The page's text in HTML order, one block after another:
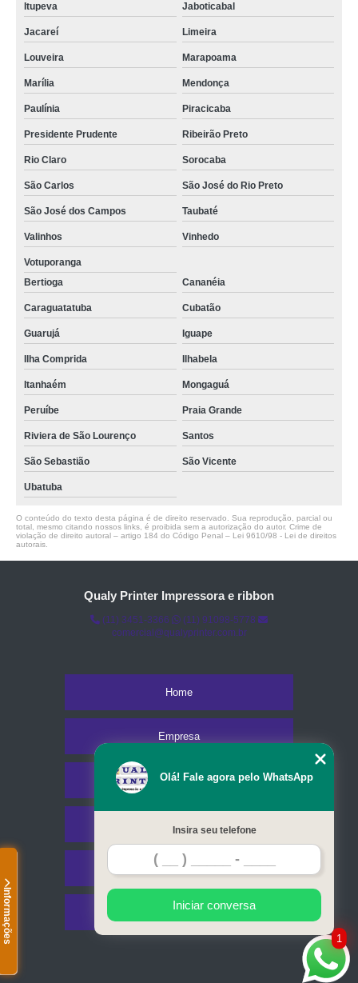
Informações
Itupeva Jaboticabal
Jacareí Limeira
Louveira Marapoama
Marília Mendonça
Paulínia Piracicaba
Presidente Prudente Ribeirão Preto
Rio Claro Sorocaba
São Carlos São José do Rio Preto
São José dos Campos Taubaté
Valinhos Vinhedo
Votuporanga
Bertioga
Cananéia
Caraguatatuba Cubatão
Guarujá Iguape
Ilha Comprida Ilhabela
Itanhaém Mongaguá
Peruíbe Praia Grande
Riviera de São Lourenço Santos
São Sebastião São Vicente
Ubatuba
O conteúdo do texto desta página é de direito reservado. Sua reprodução, parcial ou
total, mesmo citando nossos links, é proibida sem a autorização do autor. Crime de
violação de direito autoral – artigo 184 do Código Penal – Lei 9610/98 - Lei de direitos
autorais
Qualy Printer Impressora e ribbon
(11) 3451-3366
(11) 91098-5778
comercial@qualyprinter.com.br
Home
Empresa
Missão
Serviços
Contato
Mapa do site
1
Olá! Fale agora pelo WhatsApp
Insira seu telefone
Iniciar conversa